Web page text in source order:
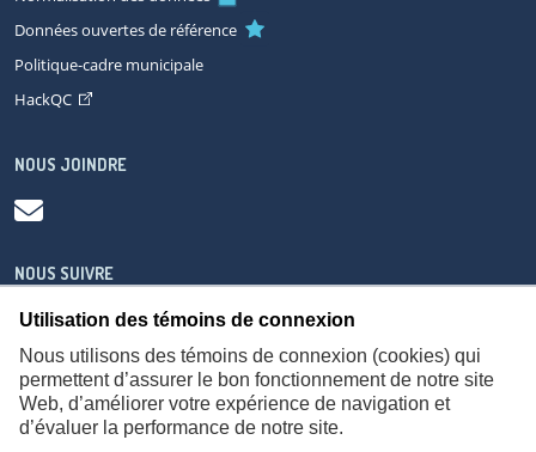
Utilisation des témoins de connexion
Nous utilisons des témoins de connexion (cookies) qui
permettent d’assurer le bon fonctionnement de notre site
Web, d’améliorer votre expérience de navigation et
d’évaluer la performance de notre site.
Données ouvertes de référence
Politique-cadre municipale
HackQC
NOUS JOINDRE
NOUS SUIVRE
À propos Accessibilité Plan du site
Consignes de sécurité